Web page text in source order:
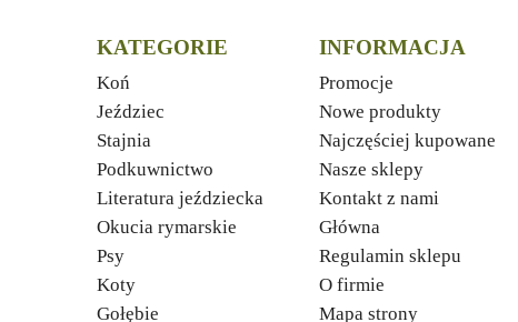
KATEGORIE
Koń
Jeździec
Stajnia
Podkuwnictwo
Literatura jeździecka
Okucia rymarskie
Psy
Koty
Gołębie
INFORMACJA
Promocje
Nowe produkty
Najczęściej kupowane
Nasze sklepy
Kontakt z nami
Główna
Regulamin sklepu
O firmie
Mapa strony